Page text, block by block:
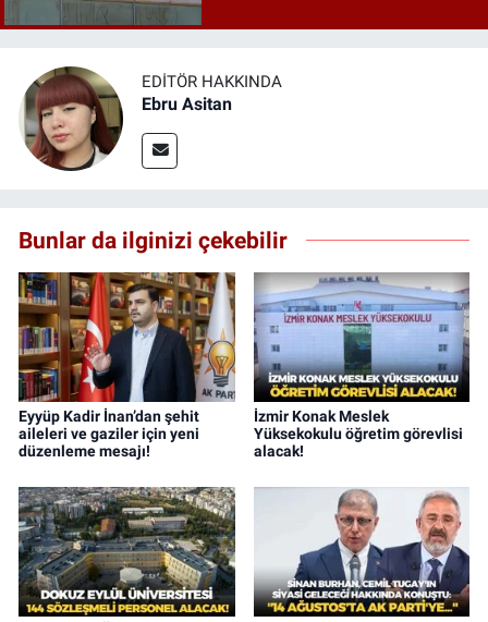
EDITÖR HAKKINDA
Ebru Asitan
Bunlar da ilginizi çekebilir
Eyyüp Kadir İnan’dan şehit
aileleri ve gaziler için yeni
düzenleme mesajı!
İzmir Konak Meslek
Yüksekokulu öğretim görevlisi
alacak!